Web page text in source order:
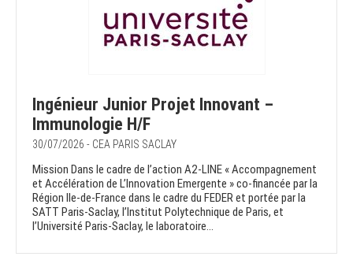
Ingénieur Junior Projet Innovant –
Immunologie H/F
30/07/2026 - CEA PARIS SACLAY
Mission Dans le cadre de l’action A2-LINE « Accompagnement
et Accélération de L’Innovation Emergente » co-financée par la
Région Ile-de-France dans le cadre du FEDER et portée par la
SATT Paris-Saclay, l’Institut Polytechnique de Paris, et
l’Université Paris-Saclay, le laboratoire...